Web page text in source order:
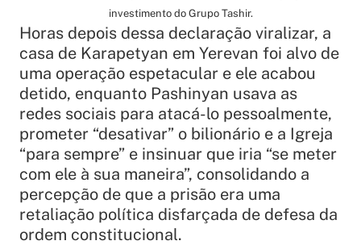
investimento do Grupo Tashir.
Horas depois dessa declaração viralizar, a
casa de Karapetyan em Yerevan foi alvo de
uma operação espetacular e ele acabou
detido, enquanto Pashinyan usava as
redes sociais para atacá-lo pessoalmente,
prometer “desativar” o bilionário e a Igreja
“para sempre” e insinuar que iria “se meter
com ele à sua maneira”, consolidando a
percepção de que a prisão era uma
retaliação política disfarçada de defesa da
ordem constitucional.